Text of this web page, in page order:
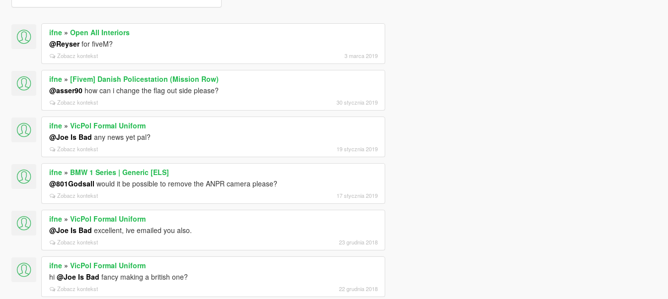
ifne» Open All Interiors
@Reyserfor fiveM?
Zobacz kontekst 3 marca 2019
ifne» [Fivem] Danish Policestation (Mission Row)
@asser90how can i change the flag out side please?
Zobacz kontekst 30 stycznia 2019
ifne» VicPol Formal Uniform
@Joe Is Bad any news yet pal?
Zobacz kontekst 19 stycznia 2019
ifne» BMW 1 Series | Generic [ELS]
@801Godsall would it be possible to remove the ANPR camera please?
Zobacz kontekst 17 stycznia 2019
ifne» VicPol Formal Uniform
@Joe Is Bad excellent, ive emailed you also.
Zobacz kontekst 23 grudnia 2018
ifne» VicPol Formal Uniform
hi @Joe Is Bad fancy making a british one?
Zobacz kontekst 22 grudnia 2018